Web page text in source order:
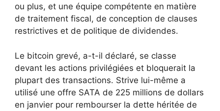
ou plus, et une équipe compétente en matière
de traitement fiscal, de conception de clauses
restrictives et de politique de dividendes.
Le bitcoin grevé, a-t-il déclaré, se classe
devant les actions privilégiées et bloquerait la
plupart des transactions. Strive lui-même a
utilisé une offre SATA de 225 millions de dollars
en janvier pour rembourser la dette héritée de